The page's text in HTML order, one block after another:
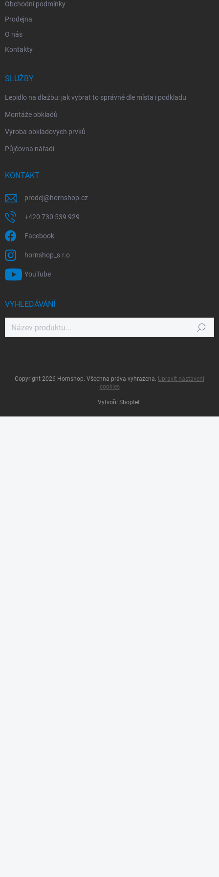
Obchodní podmínky
Prodejna
O nás
Kontakty
SLUŽBY
Lepidlo na dlažbu: jak vybrat to správné dle místa i podkladu
Montáže obkladů
Výroba obkladových prvků
Půjčovna nářadí
KONTAKT
prodej@hornshop.cz
+420 730 539 929
Facebook
hornshop_s.r.o
YouTube
VYHLEDÁVÁNÍ
Hledat
Vytvořil Shoptet
Copyright 2026 Hornshop. Všechna práva vyhrazena. Upravit nastavení
cookies